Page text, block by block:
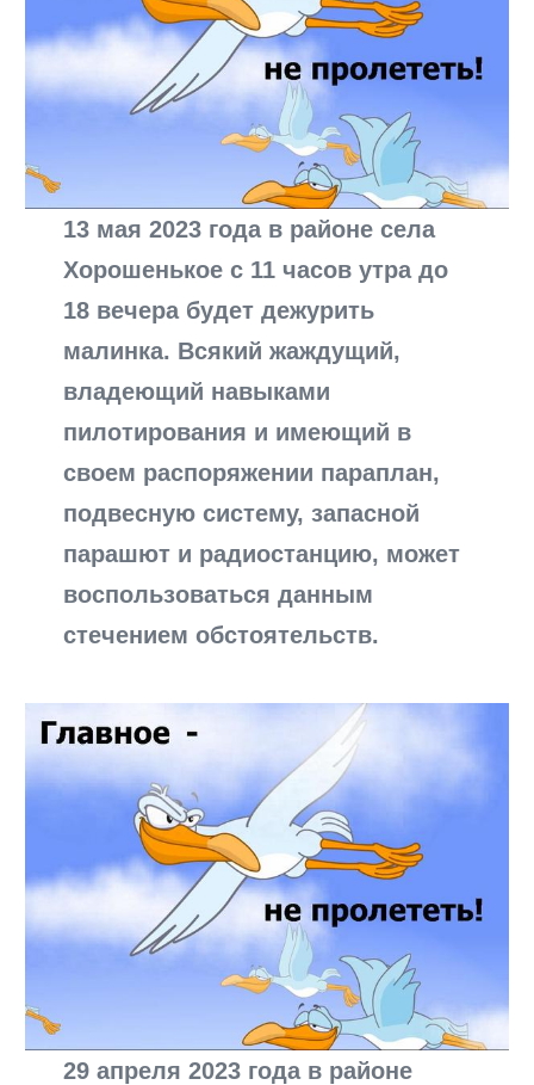
13 мая 2023 года в районе села
Хорошенькое с 11 часов утра до
18 вечера будет дежурить
малинка. Всякий жаждущий,
владеющий навыками
пилотирования и имеющий в
своем распоряжении параплан,
подвесную систему, запасной
парашют и радиостанцию, может
воспользоваться данным
стечением обстоятельств.
29 апреля 2023 года в районе